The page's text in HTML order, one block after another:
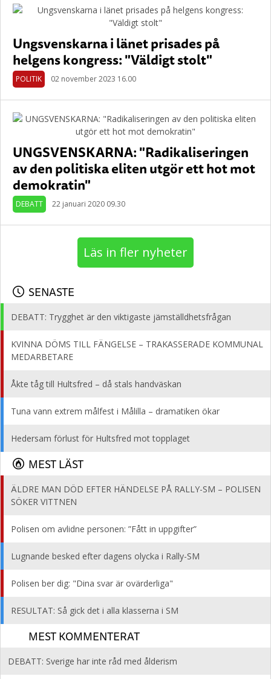
Ungsvenskarna i länet prisades på
helgens kongress: "Väldigt stolt"
POLITIK 02 november 2023 16.00
UNGSVENSKARNA: "Radikaliseringen
av den politiska eliten utgör ett hot mot
demokratin"
DEBATT 22 januari 2020 09.30
Läs in fler nyheter
SENASTE
DEBATT: Trygghet är den viktigaste jämställdhetsfrågan
KVINNA DÖMS TILL FÄNGELSE – TRAKASSERADE KOMMUNAL
MEDARBETARE
Åkte tåg till Hultsfred – då stals handväskan
Tuna vann extrem målfest i Målilla – dramatiken ökar
Hedersam förlust för Hultsfred mot topplaget
MEST LÄST
ÄLDRE MAN DÖD EFTER HÄNDELSE PÅ RALLY-SM – POLISEN
SÖKER VITTNEN
Polisen om avlidne personen: ”Fått in uppgifter”
Lugnande besked efter dagens olycka i Rally-SM
Polisen ber dig: "Dina svar är ovärderliga"
RESULTAT: Så gick det i alla klasserna i SM
MEST KOMMENTERAT
DEBATT: Sverige har inte råd med ålderism